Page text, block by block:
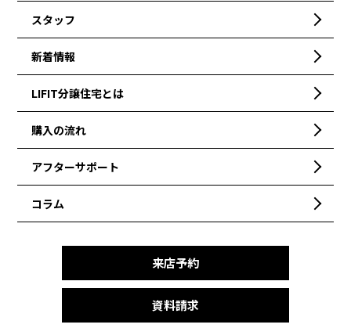
スタッフ
新着情報
LIFIT分譲住宅とは
購入の流れ
アフターサポート
コラム
来店予約
資料請求